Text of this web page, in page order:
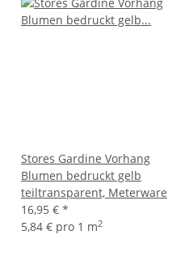
Stores Gardine Vorhang
Blumen bedruckt gelb
teiltransparent, Meterware
16,95 € *
5,84 € pro 1 m2